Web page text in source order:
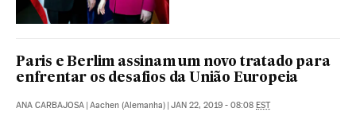
Paris e Berlim assinam um novo tratado para
enfrentar os desafios da União Europeia
ANA CARBAJOSA | Aachen (Alemanha) | JAN 22, 2019 - 08:08 EST